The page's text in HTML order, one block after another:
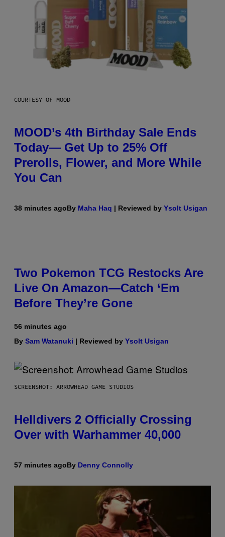
COURTESY OF MOOD
MOOD’s 4th Birthday Sale Ends
Today— Get Up to 25% Off
Prerolls, Flower, and More While
You Can
38 minutes agoBy Maha Haq | Reviewed by Ysolt Usigan
Two Pokemon TCG Restocks Are
Live On Amazon—Catch ‘Em
Before They’re Gone
56 minutes ago
By Sam Watanuki | Reviewed by Ysolt Usigan
SCREENSHOT: ARROWHEAD GAME STUDIOS
Helldivers 2 Officially Crossing
Over with Warhammer 40,000
57 minutes agoBy Denny Connolly